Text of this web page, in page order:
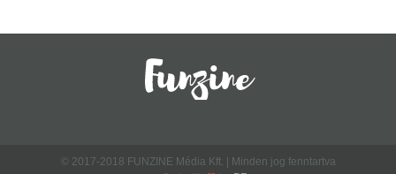
© 2017-2018 FUNZINE Média Kft. | Minden jog fenntartva